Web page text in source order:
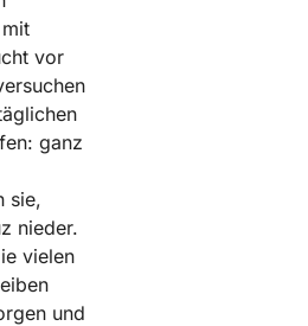
vor
ganz
sie,
nieder.
vielen
und